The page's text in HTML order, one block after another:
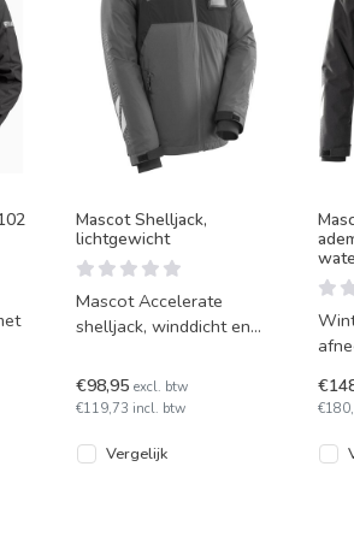
Mascot Shelljack,
lichtgewicht
Mascot Accelerate
shelljack, winddicht en
diverse zakken met
ritssluiting, afnee
€98,95 excl. btw
€119,73 incl. btw
Vergelijk
met